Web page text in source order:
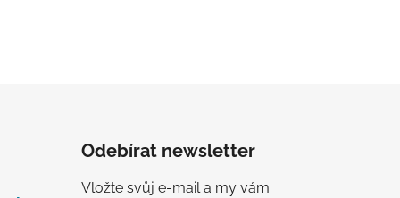
Odebírat newsletter
Vložte svůj e-mail a my vám